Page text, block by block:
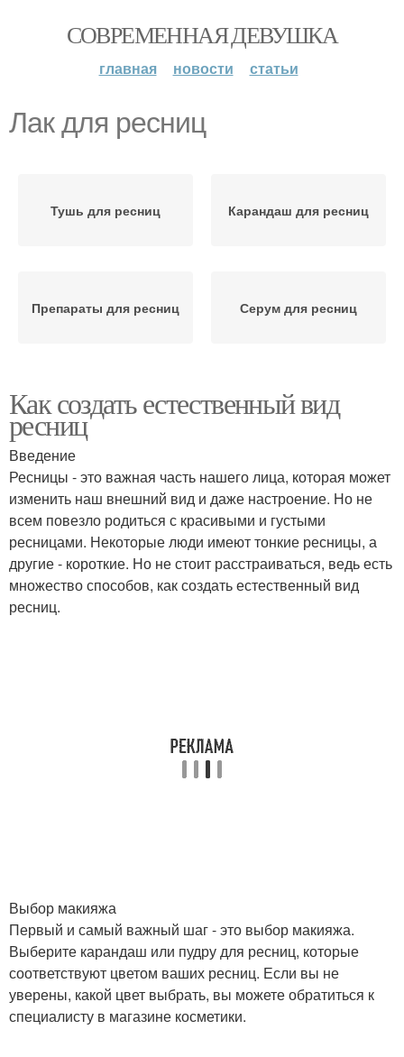
СОВРЕМЕННАЯ ДЕВУШКА
главная новости статьи
Лак для ресниц
Тушь для ресниц Карандаш для ресниц
Препараты для ресниц Серум для ресниц
Как создать естественный вид
ресниц
Введение
Ресницы - это важная часть нашего лица, которая может
изменить наш внешний вид и даже настроение. Но не
всем повезло родиться с красивыми и густыми
ресницами. Некоторые люди имеют тонкие ресницы, а
другие - короткие. Но не стоит расстраиваться, ведь есть
множество способов, как создать естественный вид
ресниц.
Выбор макияжа
Первый и самый важный шаг - это выбор макияжа.
Выберите карандаш или пудру для ресниц, которые
соответствуют цветом ваших ресниц. Если вы не
уверены, какой цвет выбрать, вы можете обратиться к
специалисту в магазине косметики.